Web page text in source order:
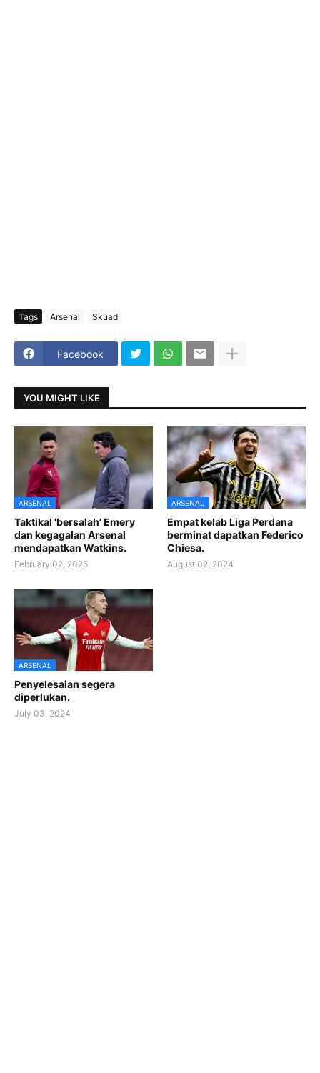
Tags Arsenal Skuad
Facebook
YOU MIGHT LIKE
ARSENAL
Taktikal 'bersalah' Emery
dan kegagalan Arsenal
mendapatkan Watkins.
February 02, 2025
ARSENAL
Empat kelab Liga Perdana
berminat dapatkan Federico
Chiesa.
August 02, 2024
ARSENAL
Penyelesaian segera
diperlukan.
July 03, 2024